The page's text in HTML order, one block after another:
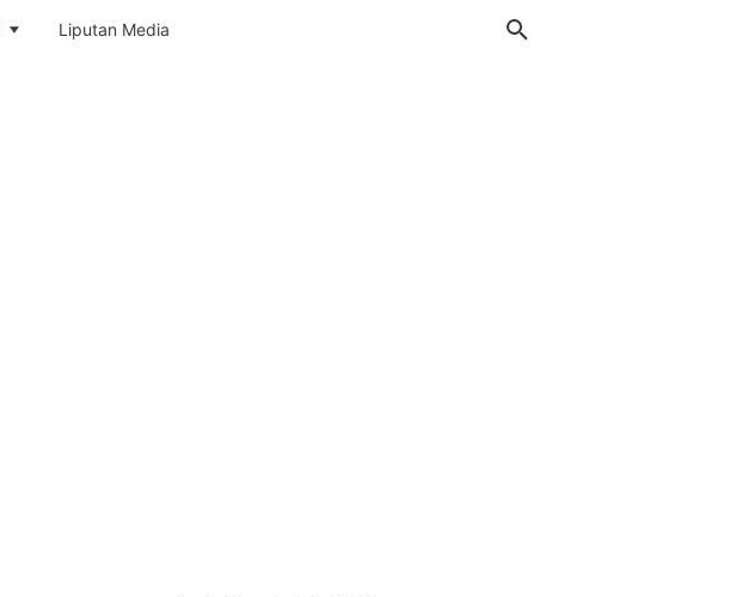
Liputan Media